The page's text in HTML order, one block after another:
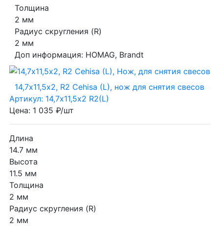
Толщина
2 мм
Радиус скругления (R)
2 мм
Доп информация: HOMAG, Brandt
14,7х11,5х2, R2 Cehisa (L), нож для снятия свесов
Артикул: 14,7х11,5х2 R2(L)
Цена: 1 035 ₽/шт
Длина
14.7 мм
Высота
11.5 мм
Толщина
2 мм
Радиус скругления (R)
2 мм